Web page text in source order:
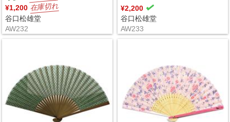
¥1,200
谷口松雄堂
AW232
¥2,200
谷口松雄堂
AW233